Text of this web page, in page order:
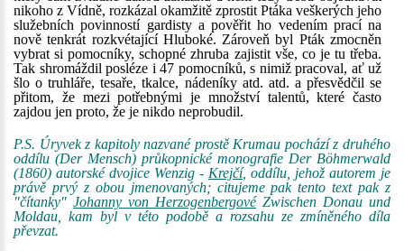
nikoho z Vídně, rozkázal okamžitě zprostit Ptáka veškerých jeho
služebních povinností gardisty a pověřit ho vedením prací na
nově tenkrát rozkvétající Hluboké. Zároveň byl Pták zmocněn
vybrat si pomocníky, schopné zhruba zajistit vše, co je tu třeba.
Tak shromáždil posléze i 47 pomocníků, s nimiž pracoval, ať už
šlo o truhláře, tesaře, tkalce, nádeníky atd. atd. a přesvědčil se
přitom, že mezi potřebnými je množství talentů, které často
zajdou jen proto, že je nikdo neprobudil.
P.S. Úryvek z kapitoly nazvané prostě Krumau pochází z druhého
oddílu (Der Mensch) průkopnické monografie Der Böhmerwald
(1860) autorské dvojice Wenzig - Krejčí, oddílu, jehož autorem je
právě prvý z obou jmenovaných; citujeme pak tento text pak z
"čítanky" Johanny von HerzogenbergovéZwischen Donau und
Moldau, kam byl v této podobě a rozsahu ze zmíněného díla
převzat.